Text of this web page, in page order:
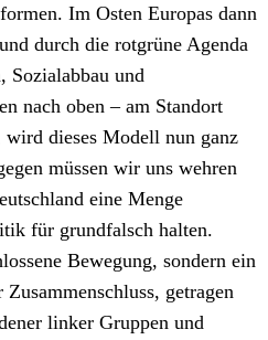
Im Osten Europas dann
durch die rotgrüne Agenda
Sozialabbau und
nach oben – am Standort
dieses Modell nun ganz
müssen wir uns wehren
eine Menge
für grundfalsch halten.
Bewegung, sondern ein
getragen
linker Gruppen und